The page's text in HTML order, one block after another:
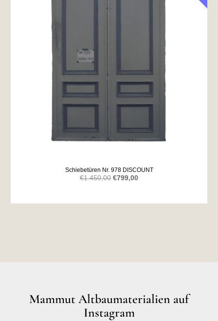
Schiebetüren Nr. 978 DISCOUNT
€1.450,00 Ursprünglicher
war:
€799,00Aktueller
ist:
Mammut Altbaumaterialien auf
Instagram